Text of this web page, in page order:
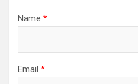
Name *
Email *